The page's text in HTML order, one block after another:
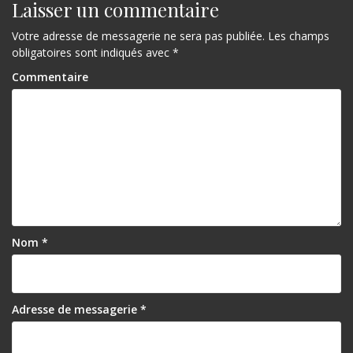
g
a
t
l
’
a
r
Laisser un commentaire
Votre adresse de messagerie ne sera pas publiée. Les champs
obligatoires sont indiqués avec *
Commentaire
Nom *
Adresse de messagerie *